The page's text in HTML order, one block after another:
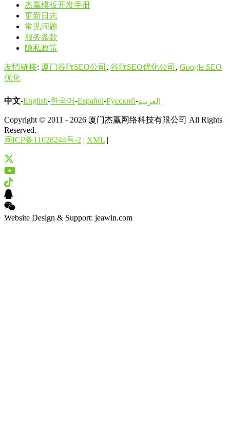
杰赢模板开发手册
更新日志
常见问题
服务条款
隐私政策
友情链接: 厦门谷歌SEO公司 , 谷歌SEO优化公司 , Google SEO
优化
中文-English-한국어-Español-Русский-العربية
Copyright © 2011 - 2026 厦门杰赢网络科技有限公司 All Rights
Reserved.
闽ICP备11028244号-2 | XML |
Website Design & Support: jeawin.com